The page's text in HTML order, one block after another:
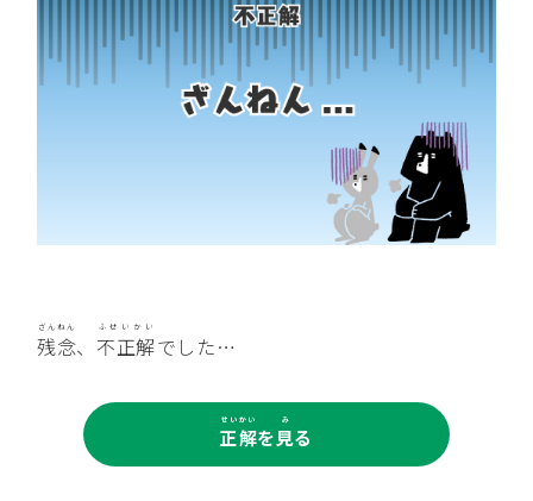
残念、 不正解でした…
正解を見る